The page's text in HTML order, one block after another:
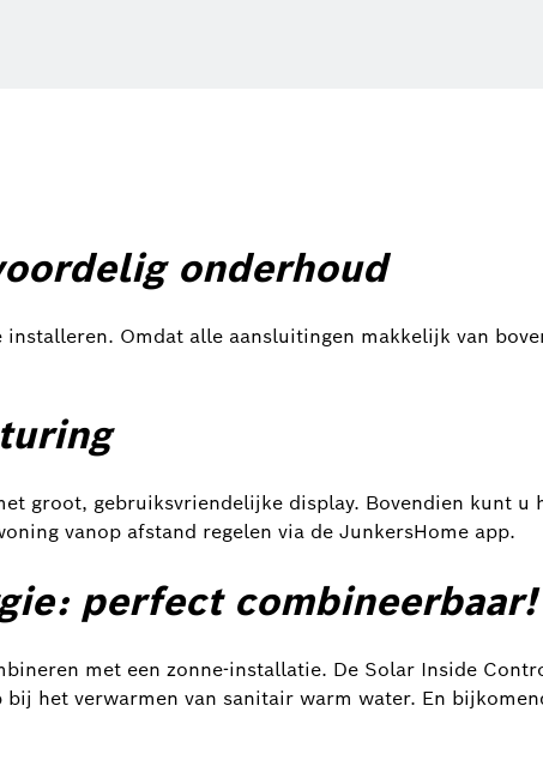
onderhoud
Omdat alle aansluitingen makkelijk van
groot, gebruiksvriendelijke display. Bovendien kunt
vanop afstand regelen via de JunkersHome app.
perfect combineerbaar!
met een zonne-installatie. De Solar Inside
het verwarmen van sanitair warm water. En